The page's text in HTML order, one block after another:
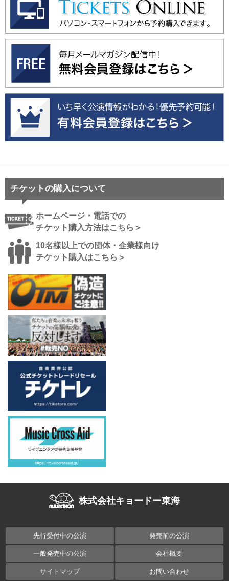
チケットの購入について
ホームページ・電話での
チケット購入方法はこちら＞
10名様以上での団体・企業様向け
チケット購入はこちら＞
株式会社キョードー東海
先行受付中の公演 発売前の公演
一般発売中の公演 会社概要
サイトマップ お問い合わせ